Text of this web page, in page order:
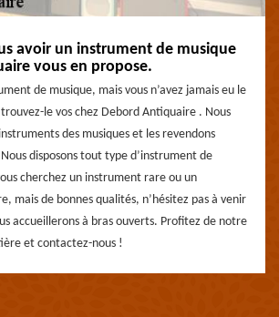
avoir un instrument de musique
vous en propose.
de musique, mais vous n’avez jamais eu le
le vos chez Debord Antiquaire . Nous
des musiques et les revendons
disposons tout type d’instrument de
cherchez un instrument rare ou un
mais de bonnes qualités, n’hésitez pas à venir
accueillerons à bras ouverts. Profitez de notre
et contactez-nous !